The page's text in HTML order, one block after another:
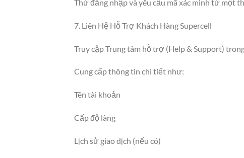
Thử đăng nhập và yêu cầu mã xác minh từ một
7. Liên Hệ Hỗ Trợ Khách Hàng Supercell
Truy cập Trung tâm hỗ trợ (Help & Support) trong
Cung cấp thông tin chi tiết như:
Tên tài khoản
Cấp độ làng
Lịch sử giao dịch (nếu có)